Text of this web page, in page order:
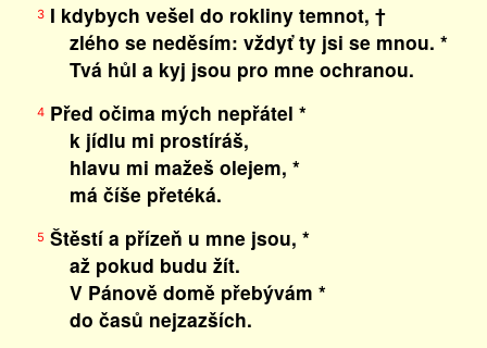
3I kdybych vešel do rokliny temnot, †
zlého se neděsím: vždyť ty jsi se mnou. *
Tvá hůl a kyj jsou pro mne ochranou.
4Před očima mých nepřátel *
k jídlu mi prostíráš,
hlavu mi mažeš olejem, *
má číše přetéká.
5 Štěstí a přízeň u mne jsou, *
až pokud budu žít.
V Pánově domě přebývám *
do časů nejzazších.